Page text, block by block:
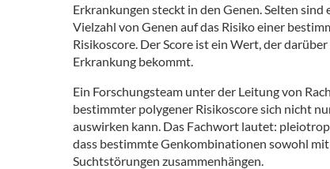
Erkrankungen steckt in den Genen. Selten
Vielzahl von Genen auf das Risiko einer
Risikoscore. Der Score ist ein Wert, der
Erkrankung bekommt.
Ein Forschungsteam unter der Leitung von
bestimmter polygener Risikoscore sich nicht
auswirken kann. Das Fachwort lautet:
dass bestimmte Genkombinationen sowohl
Suchtstörungen zusammenhängen.